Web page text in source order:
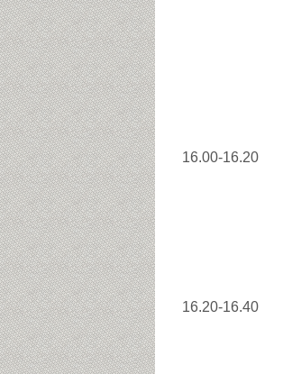
16.00-16.20
16.20-16.40